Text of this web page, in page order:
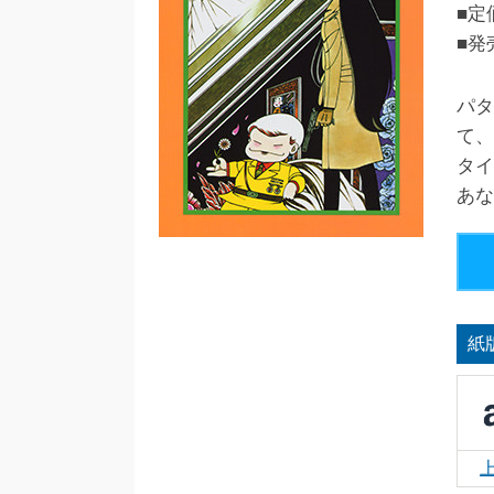
■定
■発
パ
て
タ
あ
紙